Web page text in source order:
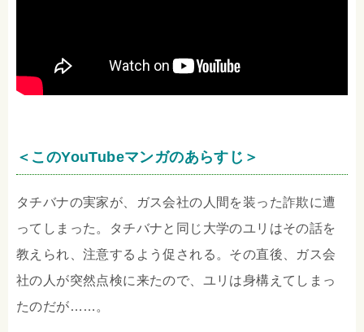
＜このYouTubeマンガのあらすじ＞
タチバナの実家が、ガス会社の人間を装った詐欺に遭
ってしまった。タチバナと同じ大学のユリはその話を
教えられ、注意するよう促される。その直後、ガス会
社の人が突然点検に来たので、ユリは身構えてしまっ
たのだが……。